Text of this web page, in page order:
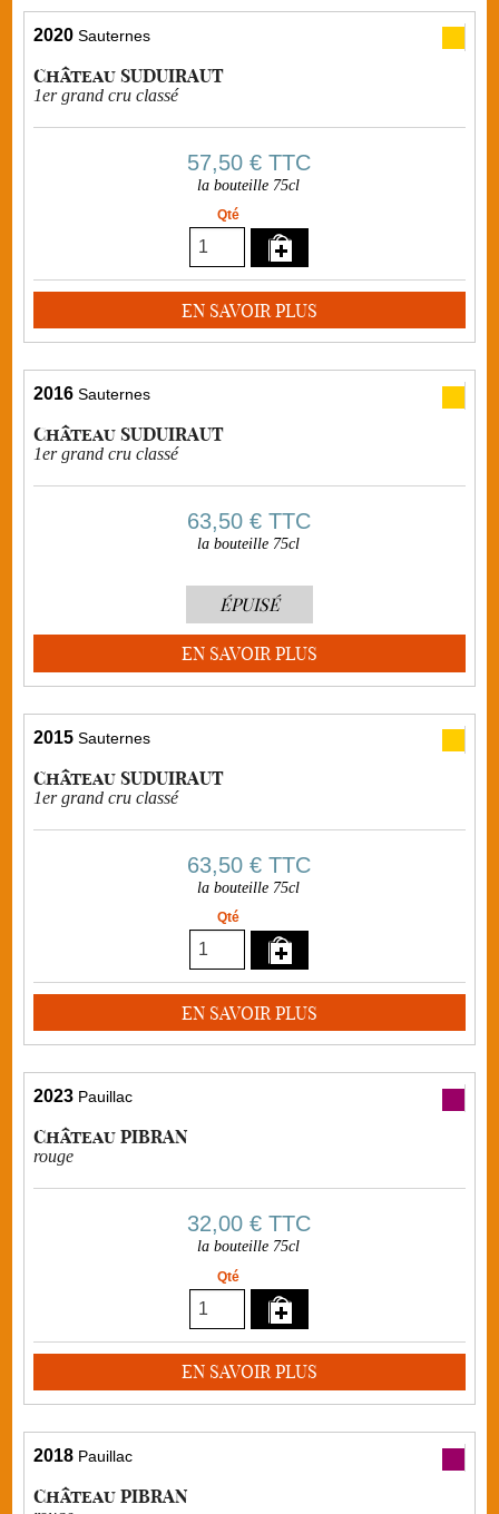
2020 Sauternes
Château SUDUIRAUT
1er grand cru classé
57,50 €TTC
la bouteille 75cl
Qté
EN SAVOIR PLUS
2016 Sauternes
Château SUDUIRAUT
1er grand cru classé
63,50 €TTC
la bouteille 75cl
ÉPUISÉ
EN SAVOIR PLUS
2015 Sauternes
Château SUDUIRAUT
1er grand cru classé
63,50 €TTC
la bouteille 75cl
Qté
EN SAVOIR PLUS
2023 Pauillac
Château PIBRAN
rouge
32,00 €TTC
la bouteille 75cl
Qté
EN SAVOIR PLUS
2018 Pauillac
Château PIBRAN